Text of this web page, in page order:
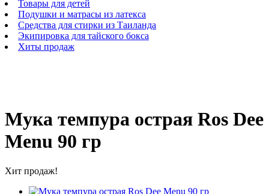
Товары для детей
Подушки и матрасы из латекса
Средства для стирки из Таиланда
Экипировка для тайского бокса
Хиты продаж
Мука темпура острая Ros Dee
Menu 90 гр
Хит продаж!